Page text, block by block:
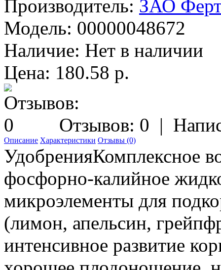
Производитель: ЗАО
Модель: 00000048672
Наличие: Нет в наличии
Цена: 180.58 р.
Отзывов: 0 |
Описание Характеристики Отзывы (0)
УдобренияКомплексное
фосфорно-калийное
микроэлементы для
(лимон, апельсин,
интенсивное развитие